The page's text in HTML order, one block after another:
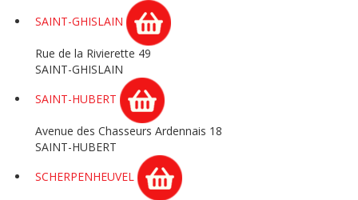
SAINT-GHISLAIN
Rue de la Rivierette 49
SAINT-GHISLAIN
SAINT-HUBERT
Avenue des Chasseurs Ardennais 18
SAINT-HUBERT
SCHERPENHEUVEL